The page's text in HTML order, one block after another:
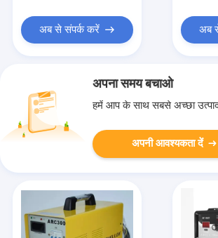
अब से संपर्क करें अब
अपना समय बचाओ
हमें आप के साथ सबसे अच्छा
अपनी आवश्यकता दें